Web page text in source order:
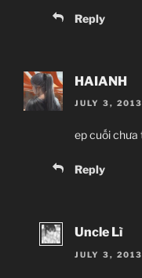
Reply
HAIANH
JULY 3,
ep cuối chưa
Reply
Uncle Lì
JULY 3,